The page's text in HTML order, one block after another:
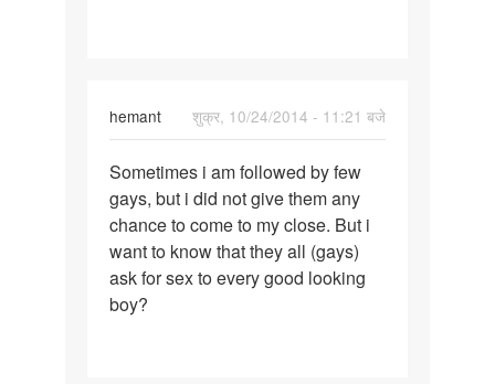
hemant
शुक्र, 10/24/2014 - 11:21 बजे
Sometimes
i
am
followed
by
Sometimes i am followed by few
gays, but i did not give them any
chance to come to my close. But i
want to know that they all (gays)
ask for sex to every good looking
boy?